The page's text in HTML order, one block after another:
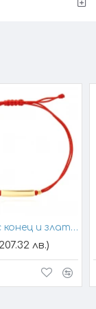
Гривна с конец и златна плочка за гравиране
лв.)